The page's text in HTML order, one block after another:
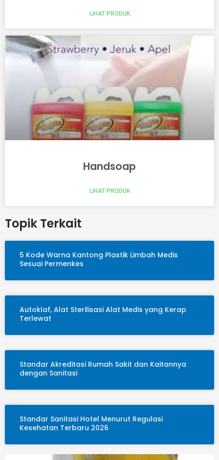
LIHAT PRODUK
Handsoap
LIHAT PRODUK
Topik Terkait
5 Kode Warna Kantong Plastik Limbah Medis
Sesuai Permenkes
Autoklaf, Alat Sterilisasi Alat Medis yang Kerap
Terlewat
Standar Akreditasi Rumah Sakit dan Kaitannya
dengan Sanitasi
Standar Sanitasi Hotel Menurut Regulasi
Kesehatan Terbaru 2026